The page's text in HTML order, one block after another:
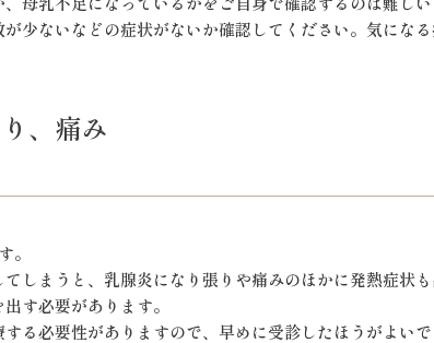
少ないなどの症状がないか確認してください。気にな
、痛み
。
しまうと、乳腺炎になり張りや痛みのほかに発熱症状
す必要があります。
る必要性がありますので、早めに受診したほうがよいで